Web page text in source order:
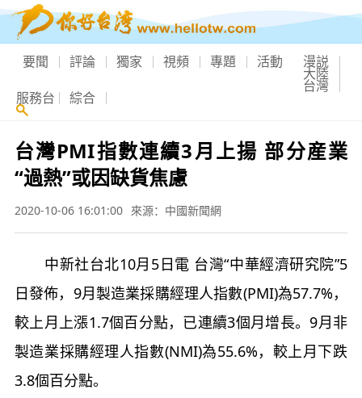
要聞 評論 獨家 視頻 專題 活動 漫説
大陸
台灣
服務台 綜合
台灣PMI指數連續3月上揚 部分産業
“過熱”或因缺貨焦慮
2020-10-06 16:01:00 來源：中國新聞網
中新社台北10月5日電 台灣“中華經濟研究院”5
日發佈，9月製造業採購經理人指數(PMI)為57.7%，
較上月上漲1.7個百分點，已連續3個月增長。9月非
製造業採購經理人指數(NMI)為55.6%，較上月下跌
3.8個百分點。